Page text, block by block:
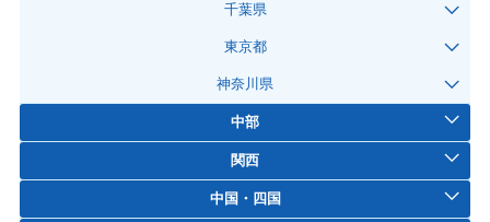
千葉県
東京都
神奈川県
中部
関西
中国・四国